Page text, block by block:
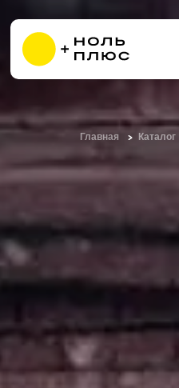
Главная Каталог